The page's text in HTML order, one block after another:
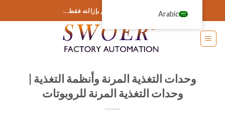
المحتوى
أضف أي شيء هنا أو قم بإزالته فقط...
وحدات التغذية المرنة وأنظمة التغذية |
وحدات التغذية المرنة للروبوتات
Arabic